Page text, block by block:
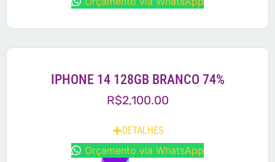
IPHONE 14 128GB BRANCO 74%
R$2,100.00
DETALHES
Orçamento via WhatsApp